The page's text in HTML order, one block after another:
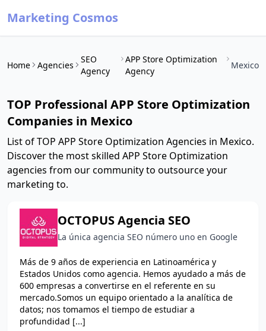
Marketing Cosmos
Home Agencies
SEO
Agency
APP Store Optimization
Agency
Mexico
TOP Professional APP Store Optimization
Companies in Mexico
List of TOP APP Store Optimization Agencies in Mexico.
Discover the most skilled APP Store Optimization
agencies from our community to outsource your
marketing to.
OCTOPUS Agencia SEO
La única agencia SEO número uno en Google
Más de 9 años de experiencia en Latinoamérica y
Estados Unidos como agencia. Hemos ayudado a más de
600 empresas a convertirse en el referente en su
mercado.Somos un equipo orientado a la analítica de
datos; nos tomamos el tiempo de estudiar a
profundidad [...]